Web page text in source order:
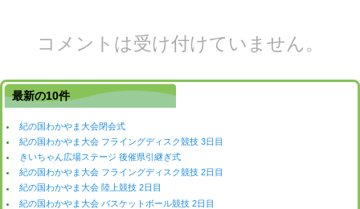
コメントは受け付けていません。
最新の10件
紀の国わかやま大会閉会式
紀の国わかやま大会 フライングディスク競技 3日目
きいちゃん広場ステージ 後催県引継ぎ式
紀の国わかやま大会 フライングディスク競技 2日目
紀の国わかやま大会 陸上競技 2日目
紀の国わかやま大会 バスケットボール競技 2日目